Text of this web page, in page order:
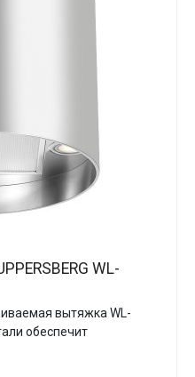
WL-
вытяжка WL-
обеспечит